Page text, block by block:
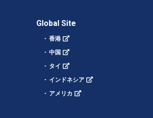
Global Site
香港
中国
タイ
インドネシア
アメリカ